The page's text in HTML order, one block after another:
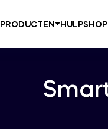
PRODUCTEN HULPSHOP